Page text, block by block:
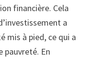
financière. Cela
a
mis à pied, ce qui a
pauvreté. En